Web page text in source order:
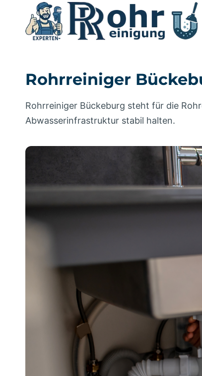
springen
Rohrreiniger
Rohrreiniger Bückeburg steht für die
Abwasserinfrastruktur stabil halten.